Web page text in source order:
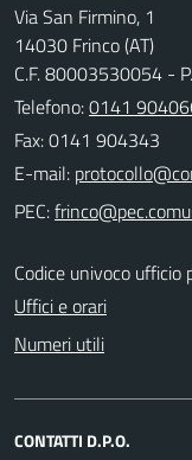
Via San Firmino, 1
14030 Frinco (AT)
C.F. 80003530054 -
Telefono:0141
Fax: 0141 904343
E-mail:
PEC:
Codice univoco
Uffici e orari
Numeri utili
CONTATTI D.P.O.